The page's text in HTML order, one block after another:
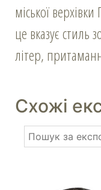
міської
це вказує стиль
літер,
Схожі